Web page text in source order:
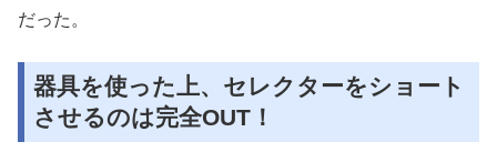
だった。
器具を使った上、セレクターをショート
させるのは完全OUT！